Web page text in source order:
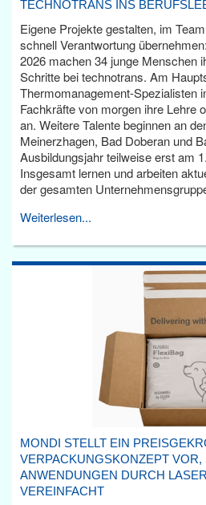
TECHNOTRANS INS
Eigene Projekte gestalten, im
schnell Verantwortung
2026 machen 34 junge Menschen
Schritte bei technotrans. Am
Thermomanagement-Spezialisten
Fachkräfte von morgen ihre Lehre
an. Weitere Talente beginnen an
Meinerzhagen, Bad Doberan und
Ausbildungsjahr teilweise erst am
Insgesamt lernen und arbeiten
der gesamten
Weiterlesen...
MONDI STELLT EIN
VERPACKUNGSKONZEPT
ANWENDUNGEN DURCH
VEREINFACHT